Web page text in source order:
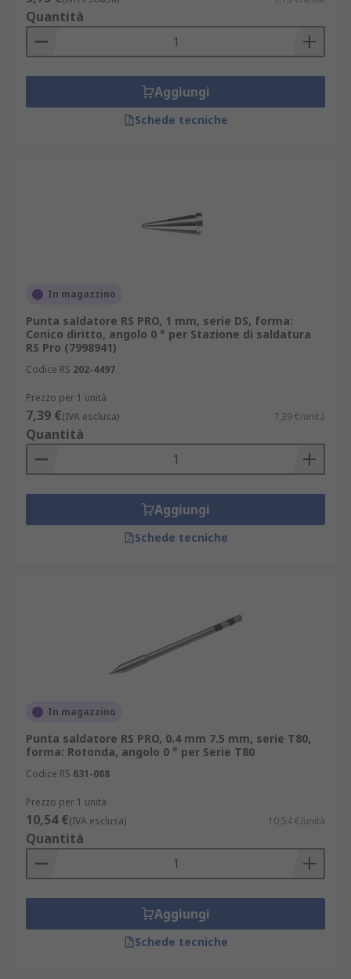
Quantità
Aggiungi
Schede tecniche
In magazzino
Punta saldatore RS PRO, 1 mm, serie DS, forma:
Conico diritto, angolo 0 ° per Stazione di saldatura
RS Pro (7998941)
Codice RS 202-4497
Prezzo per 1 unità
7,39 €(IVA esclusa) 7,39 €/unità
Quantità
Aggiungi
Schede tecniche
In magazzino
Punta saldatore RS PRO, 0.4 mm 7.5 mm, serie T80,
forma: Rotonda, angolo 0 ° per Serie T80
Codice RS 631-088
Prezzo per 1 unità
10,54 €(IVA esclusa) 10,54 €/unità
Quantità
Aggiungi
Schede tecniche